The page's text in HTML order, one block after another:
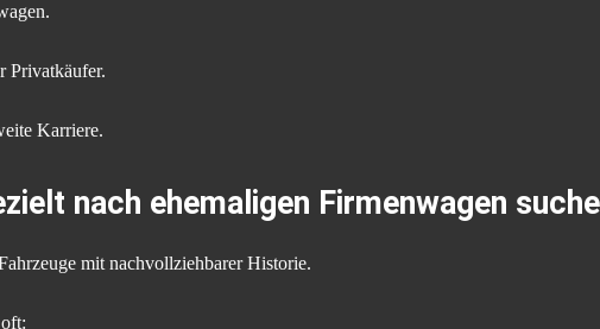
Privatkäufer.
Karriere.
nach ehemaligen Firmenwagen
mit nachvollziehbarer Historie.